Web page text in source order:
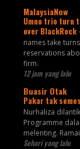
MalaysiaNow
Umno trio turn
over BlackRock -
names take
reservations
firm.
12 jam yang lalu
Buasir Otak
Pakar tak
Nurhaliza
Programme
melenting.
Sehari yang lalu